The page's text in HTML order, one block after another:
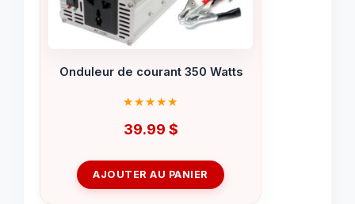
Onduleur de courant 350 Watts
39.99 $
AJOUTER AU PANIER